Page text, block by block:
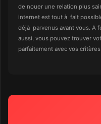
de nouer une relation plus
internet est tout à fait
déjà parvenus avant vous. A
aussi, vous pouvez trouver
parfaitement avec vos critères